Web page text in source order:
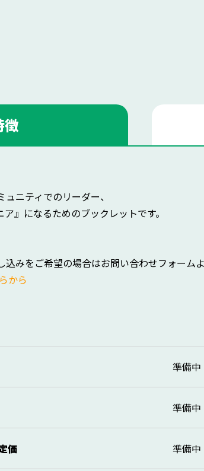
徴
ニティでのリーダー、
』になるためのブックレットです。
みをご希望の場合はお問い合わせフォーム
から
準備中
準備中
価 準備中